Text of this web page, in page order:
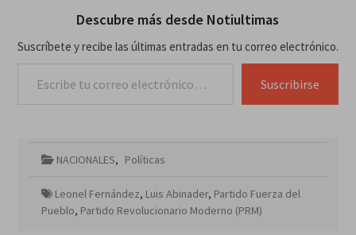
Descubre más desde Notiultimas
Suscríbete y recibe las últimas entradas en tu correo electrónico.
Suscribirse
NACIONALES, Políticas
Leonel Fernández, Luis Abinader, Partido Fuerza del
Pueblo, Partido Revolucionario Moderno (PRM)